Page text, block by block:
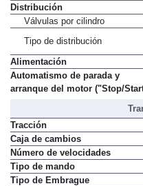
Distribución
Válvulas por cilindro
Tipo de distribución
Alimentación
Automatismo de parada y
arranque del motor ("Stop/
Tracción
Caja de cambios
Número de velocidades
Tipo de mando
Tipo de Embrague